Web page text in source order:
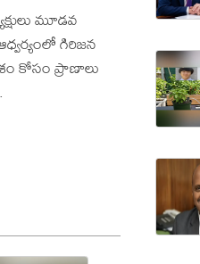
మూడవ
గిరిజన
కోసం ప్రాణాలు